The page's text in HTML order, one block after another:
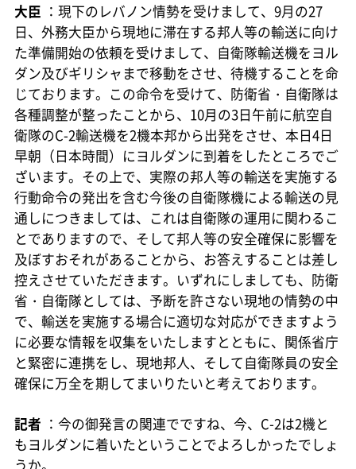
大臣 ：現下のレバノン情勢を受けまして、9月の27
日、外務大臣から現地に滞在する邦人等の輸送に向け
た準備開始の依頼を受けまして、自衛隊輸送機をヨル
ダン及びギリシャまで移動をさせ、待機することを命
じております。この命令を受けて、防衛省・自衛隊は
各種調整が整ったことから、10月の3日午前に航空自
衛隊のC-2輸送機を2機本邦から出発をさせ、本日4日
早朝（日本時間）にヨルダンに到着をしたところでご
ざいます。その上で、実際の邦人等の輸送を実施する
行動命令の発出を含む今後の自衛隊機による輸送の見
通しにつきましては、これは自衛隊の運用に関わるこ
とでありますので、そして邦人等の安全確保に影響を
及ぼすおそれがあることから、お答えすることは差し
控えさせていただきます。いずれにしましても、防衛
省・自衛隊としては、予断を許さない現地の情勢の中
で、輸送を実施する場合に適切な対応ができますよう
に必要な情報を収集をいたしますとともに、関係省庁
と緊密に連携をし、現地邦人、そして自衛隊員の安全
確保に万全を期してまいりたいと考えております。
記者 ：今の御発言の関連でですね、今、C-2は2機と
もヨルダンに着いたということでよろしかったでしょ
うか。